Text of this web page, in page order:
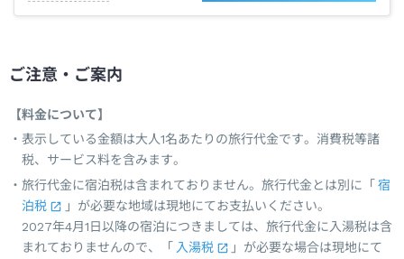
ご注意・ご案内
【料金について】
表示している金額は大人1名あたりの旅行代金です。消費税等諸
税、サービス料を含みます。
旅行代金に宿泊税は含まれておりません。旅行代金とは別に「宿
泊税
」が必要な地域は現地にてお支払いください。
2027年4月1日以降の宿泊につきましては、旅行代金に入湯税は含
まれておりませんので、「 入湯税
」が必要な場合は現地にて